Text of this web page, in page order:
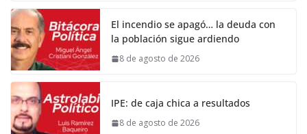
El incendio se apagó… la deuda con
la población sigue ardiendo
8 de agosto de 2026
IPE: de caja chica a resultados
8 de agosto de 2026